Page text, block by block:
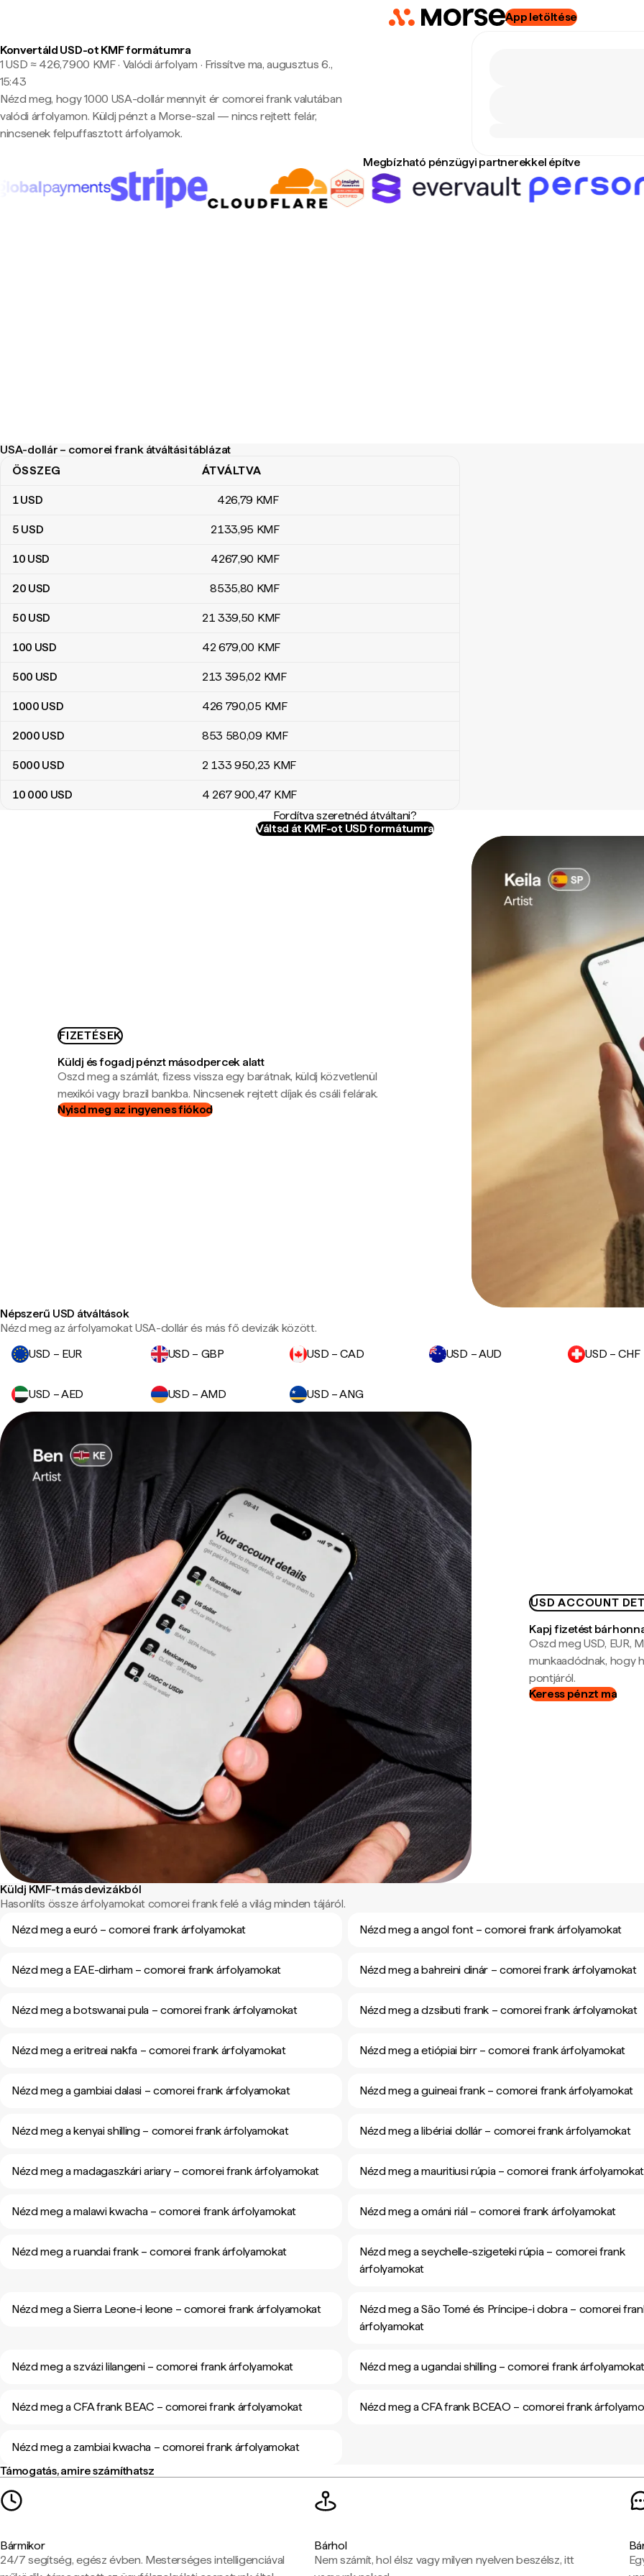
App letöltése
Konvertáld USD-ot KMF formátumra
1 USD ≈ 426,7900 KMF · Valódi árfolyam · Frissítve ma, augusztus 6.,
15:43
Nézd meg, hogy 1000 USA-dollár mennyit ér comorei frank valutában
valódi árfolyamon. Küldj pénzt a Morse-szal — nincs rejtett felár,
nincsenek felpuffasztott árfolyamok.
Megbízható pénzügyi partnerekkel építve
USA-dollár – comorei frank átváltási táblázat
USA-dollár – comorei frank átváltási táblázat
ÖSSZEG ÁTVÁLTVA
1USD 426,79 KMF
5 USD 2133,95 KMF
10 USD 4267,90 KMF
20 USD 8535,80 KMF
50 USD 21 339,50 KMF
100 USD 42 679,00 KMF
500 USD 213 395,02 KMF
1000 USD 426 790,05 KMF
2000 USD 853 580,09 KMF
5000 USD 2 133 950,23 KMF
10 000 USD 4 267 900,47 KMF
Fordítva szeretnéd átváltani?
Váltsd át KMF-ot USD formátumra
FIZETÉSEK
Küldj és fogadj pénzt másodpercek alatt
Oszd meg a számlát, fizess vissza egy barátnak, küldj közvetlenül
mexikói vagy brazil bankba. Nincsenek rejtett díjak és csáli felárak.
Nyisd meg az ingyenes fiókod
Népszerű USD átváltások
Nézd meg az árfolyamokat USA-dollár és más fő devizák között.
USD – EUR
USD – GBP USD – CAD USD – AUD USD – CHF
USD – AED USD – AMD USD – ANG
USD ACCOUNT
Kapj fizetést
Oszd meg USD, EUR,
munkaadódnak, hogy
pontjáról.
Keress pénzt ma
Küldj KMF-t más devizákból
Hasonlíts össze árfolyamokat comorei frank felé a világ minden tájáról.
Nézd meg a euró – comorei frank árfolyamokat
Nézd meg a angol font – comorei frank árfolyamokat
Nézd meg a EAE-dirham – comorei frank árfolyamokat Nézd meg a bahreini dinár – comorei frank árfolyamokat
Nézd meg a botswanai pula – comorei frank árfolyamokat Nézd meg a dzsibuti frank – comorei frank árfolyamokat
Nézd meg a eritreai nakfa – comorei frank árfolyamokat Nézd meg a etiópiai birr – comorei frank árfolyamokat
Nézd meg a gambiai dalasi – comorei frank árfolyamokat Nézd meg a guineai frank – comorei frank árfolyamokat
Nézd meg a kenyai shilling – comorei frank árfolyamokat Nézd meg a libériai dollár – comorei frank árfolyamokat
Nézd meg a madagaszkári ariary – comorei frank árfolyamokat Nézd meg a mauritiusi rúpia – comorei frank árfolyamokat
Nézd meg a malawi kwacha – comorei frank árfolyamokat Nézd meg a ománi riál – comorei frank árfolyamokat
Nézd meg a ruandai frank – comorei frank árfolyamokat
Nézd meg a seychelle-szigeteki rúpia – comorei frank
árfolyamokat
Nézd meg a Sierra Leone-i leone – comorei frank árfolyamokat
Nézd meg a São Tomé és Príncipe-i dobra – comorei
árfolyamokat
Nézd meg a szvázi lilangeni – comorei frank árfolyamokat Nézd meg a ugandai shilling – comorei frank
Nézd meg a CFA frank BEAC – comorei frank árfolyamokat Nézd meg a CFA frank BCEAO – comorei frank
Nézd meg a zambiai kwacha – comorei frank árfolyamokat
Támogatás, amire számíthatsz
Bármikor
24/7 segítség, egész évben. Mesterséges intelligenciával
Bárhol
Nem számít, hol élsz vagy milyen nyelven beszélsz, itt